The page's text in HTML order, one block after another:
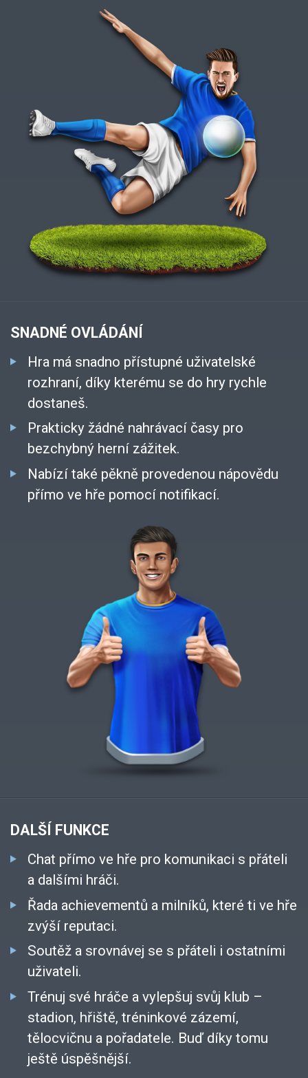
SNADNÉ OVLÁDÁNÍ
Hra má snadno přístupné uživatelské
rozhraní, díky kterému se do hry rychle
dostaneš.
Prakticky žádné nahrávací časy pro
bezchybný herní zážitek.
Nabízí také pěkně provedenou nápovědu
přímo ve hře pomocí notifikací.
DALŠÍ FUNKCE
Chat přímo ve hře pro komunikaci s přáteli
a dalšími hráči.
Řada achievementů a milníků, které ti ve hře
zvýší reputaci.
Soutěž a srovnávej se s přáteli i ostatními
uživateli.
Trénuj své hráče a vylepšuj svůj klub –
stadion, hřiště, tréninkové zázemí,
tělocvičnu a pořadatele. Buď díky tomu
ještě úspěšnější.